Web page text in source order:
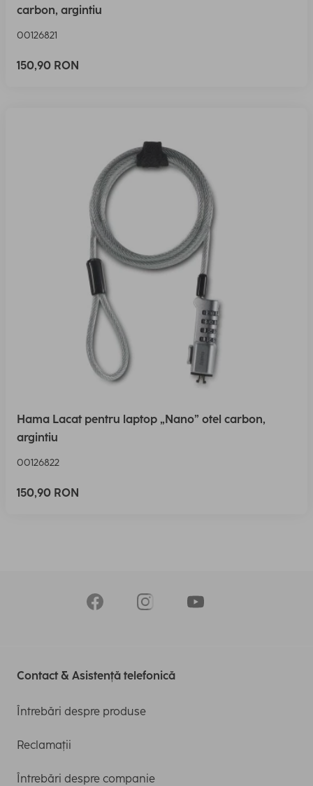
carbon, argintiu
00126821
150,90 RON
Hama Lacat pentru laptop „Nano” otel carbon,
argintiu
00126822
150,90 RON
Contact & Asistență telefonică
Întrebări despre produse
Reclamații
Întrebări despre companie